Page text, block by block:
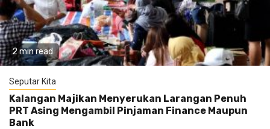
2 min read
Seputar Kita
Kalangan Majikan Menyerukan Larangan Penuh
PRT Asing Mengambil Pinjaman Finance Maupun
Bank